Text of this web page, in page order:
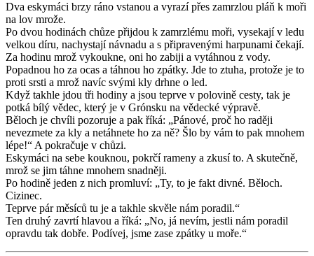
Dva eskymáci brzy ráno vstanou a vyrazí přes zamrzlou pláň k moři
na lov mrože.
Po dvou hodinách chůze přijdou k zamrzlému moři, vysekají v ledu
velkou díru, nachystají návnadu a s připravenými harpunami čekají.
Za hodinu mrož vykoukne, oni ho zabiji a vytáhnou z vody.
Popadnou ho za ocas a táhnou ho zpátky. Jde to ztuha, protože je to
proti srsti a mrož navíc svými kly drhne o led.
Když takhle jdou tři hodiny a jsou teprve v polovině cesty, tak je
potká bílý vědec, který je v Grónsku na vědecké výpravě.
Běloch je chvíli pozoruje a pak říká: „Pánové, proč ho raději
nevezmete za kly a netáhnete ho za ně? Šlo by vám to pak mnohem
lépe!“ A pokračuje v chůzi.
Eskymáci na sebe kouknou, pokrčí rameny a zkusí to. A skutečně,
mrož se jim táhne mnohem snadněji.
Po hodině jeden z nich promluví: „Ty, to je fakt divné. Běloch.
Cizinec.
Teprve pár měsíců tu je a takhle skvěle nám poradil.“
Ten druhý zavrtí hlavou a říká: „No, já nevím, jestli nám poradil
opravdu tak dobře. Podívej, jsme zase zpátky u moře.“